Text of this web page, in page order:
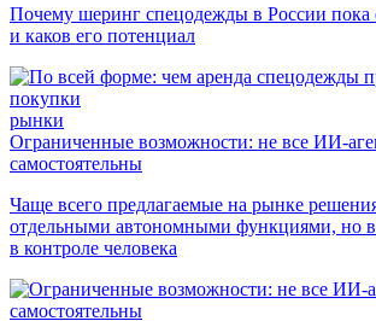
Почему шеринг спецодежды в России пока
и каков его потенциал
рынки
Ограниченные возможности: не все ИИ-
самостоятельны
Чаще всего предлагаемые на рынке
отдельными автономными функциями, но
в контроле человека